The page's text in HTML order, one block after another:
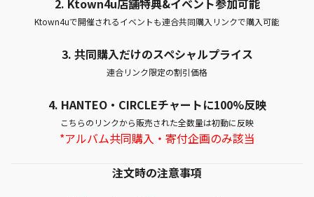
2. Ktown4u店舗特典&イベント参加可能
Ktown4uで開催されるイベントも連合共同購入リンクで購入可能
3. 共同購入だけのスペシャルプライス
連合リンク限定の割引価格
4. HANTEO・CIRCLEチャートに100%反映
こちらのリンクから販売された全数量は初動に反映
*アルバム共同購入・寄付企画のみ該当
注文時の注意事項